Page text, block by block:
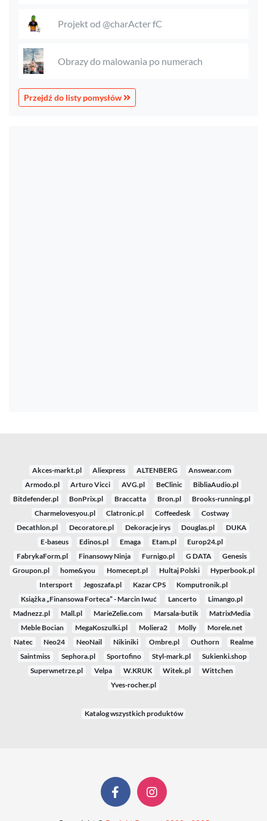
Projekt od @charActer fC
Obrazy do malowania po numerach
Przejdź do listy pomysłów
Akces-markt.pl Aliexpress ALTENBERG
Answear.com
Armodo.pl
Arturo Vicci AVG.pl BeClinic
BibliaAudio.pl
Bitdefender.pl
BonPrix.pl Braccatta Bron.pl
Brooks-running.pl
Charmelovesyou.pl
Clatronic.pl Coffeedesk
Costway
Decathlon.pl
Decoratore.pl Dekoracje irys Douglas.pl
DUKA
E-baseus
Edinos.pl Emaga Etam.pl
Europ24.pl
FabrykaForm.pl
Finansowy Ninja Furnigo.pl G DATA
Genesis
Groupon.pl
home&you Homecept.pl Hultaj Polski
Hyperbook.pl
Intersport
Jegoszafa.pl Kazar CPS
Komputronik.pl
Książka „Finansowa Forteca” - Marcin Iwuć
Lancerto
Limango.pl
Madnezz.pl
Mall.pl MarieZelie.com Marsala-butik
MatrixMedia
Meble Bocian
MegaKoszulki.pl Moliera2 Molly
Morele.net
Natec
Neo24 NeoNail Nikiniki Ombre.pl Outhorn
Realme
Saintmiss
Sephora.pl Sportofino Styl-mark.pl
Sukienki.shop
Superwnetrze.pl
Velpa W.KRUK Witek.pl
Wittchen
Yves-rocher.pl
Katalog wszystkich produktów